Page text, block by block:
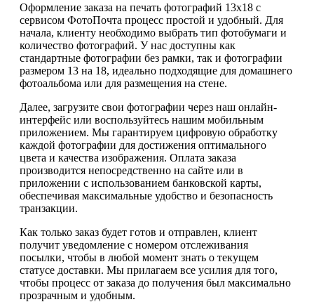
Оформление заказа на печать фотографий 13х18 с
сервисом ФотоПочта процесс простой и удобный. Для
начала, клиенту необходимо выбрать тип фотобумаги и
количество фотографий. У нас доступны как
стандартные фотографии без рамки, так и фотографии
размером 13 на 18, идеально подходящие для домашнего
фотоальбома или для размещения на стене.
Далее, загрузите свои фотографии через наш онлайн-
интерфейс или воспользуйтесь нашим мобильным
приложением. Мы гарантируем цифровую обработку
каждой фотографии для достижения оптимального
цвета и качества изображения. Оплата заказа
производится непосредственно на сайте или в
приложении с использованием банковской карты,
обеспечивая максимальные удобство и безопасность
транзакции.
Как только заказ будет готов и отправлен, клиент
получит уведомление с номером отслеживания
посылки, чтобы в любой момент знать о текущем
статусе доставки. Мы прилагаем все усилия для того,
чтобы процесс от заказа до получения был максимально
прозрачным и удобным.